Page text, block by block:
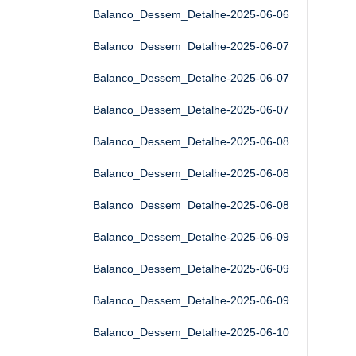
Balanco_Dessem_Detalhe-2025-06-06
Balanco_Dessem_Detalhe-2025-06-07
Balanco_Dessem_Detalhe-2025-06-07
Balanco_Dessem_Detalhe-2025-06-07
Balanco_Dessem_Detalhe-2025-06-08
Balanco_Dessem_Detalhe-2025-06-08
Balanco_Dessem_Detalhe-2025-06-08
Balanco_Dessem_Detalhe-2025-06-09
Balanco_Dessem_Detalhe-2025-06-09
Balanco_Dessem_Detalhe-2025-06-09
Balanco_Dessem_Detalhe-2025-06-10